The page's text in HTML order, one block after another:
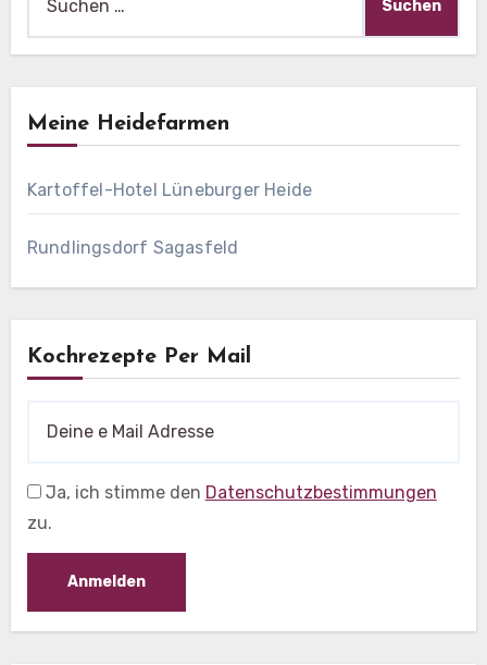
nach:
Meine Heidefarmen
Kartoffel-Hotel Lüneburger Heide
Rundlingsdorf Sagasfeld
Kochrezepte Per Mail
Ja, ich stimme den Datenschutzbestimmungen
zu.